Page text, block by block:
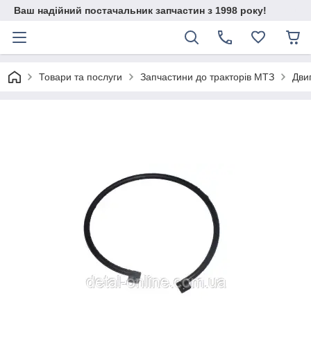
Ваш надійний постачальник запчастин з 1998 року!
Товари та послуги Запчастини до тракторів МТЗ